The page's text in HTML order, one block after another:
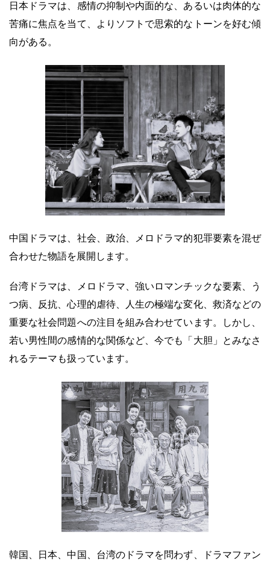
日本ドラマは、感情の抑制や内面的な、あるいは肉体的な
苦痛に焦点を当て、よりソフトで思索的なトーンを好む傾
向がある。
中国ドラマは、社会、政治、メロドラマ的犯罪要素を混ぜ
合わせた物語を展開します。
台湾ドラマは、メロドラマ、強いロマンチックな要素、う
つ病、反抗、心理的虐待、人生の極端な変化、救済などの
重要な社会問題への注目を組み合わせています。しかし、
若い男性間の感情的な関係など、今でも「大胆」とみなさ
れるテーマも扱っています。
韓国、日本、中国、台湾のドラマを問わず、ドラマファン